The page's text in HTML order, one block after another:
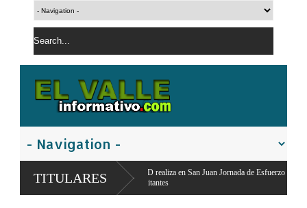
TITULARES
PLD realiza en San Juan Jornada de Esfuerzo Concentrado,moviliza dirigentes y
militantes